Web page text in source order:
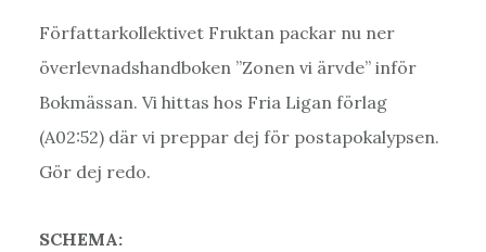
Författarkollektivet Fruktan packar nu ner
överlevnadshandboken ”Zonen vi ärvde” inför
Bokmässan. Vi hittas hos Fria Ligan förlag
(A02:52) där vi preppar dej för postapokalypsen.
Gör dej redo.
SCHEMA: